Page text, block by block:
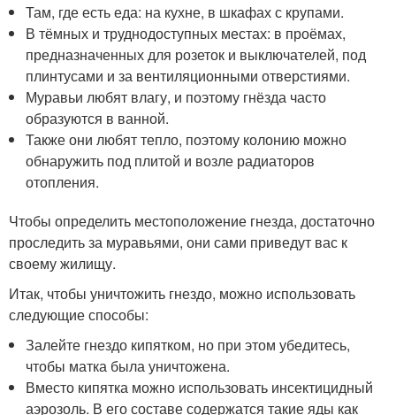
Там, где есть еда: на кухне, в шкафах с крупами.
В тёмных и труднодоступных местах: в проёмах,
предназначенных для розеток и выключателей, под
плинтусами и за вентиляционными отверстиями.
Муравьи любят влагу, и поэтому гнёзда часто
образуются в ванной.
Также они любят тепло, поэтому колонию можно
обнаружить под плитой и возле радиаторов
отопления.
Чтобы определить местоположение гнезда, достаточно
проследить за муравьями, они сами приведут вас к
своему жилищу.
Итак, чтобы уничтожить гнездо, можно использовать
следующие способы:
Залейте гнездо кипятком, но при этом убедитесь,
чтобы матка была уничтожена.
Вместо кипятка можно использовать инсектицидный
аэрозоль. В его составе содержатся такие яды как